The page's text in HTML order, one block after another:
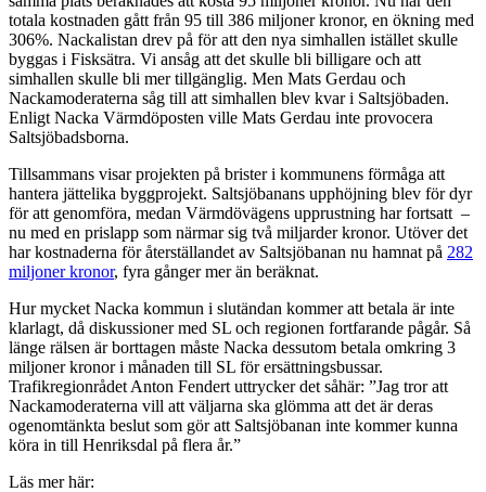
totala kostnaden gått från 95 till 386 miljoner kronor, en ökning med
306%. Nackalistan drev på för att den nya simhallen istället skulle
byggas i Fisksätra. Vi ansåg att det skulle bli billigare och att
simhallen skulle bli mer tillgänglig. Men Mats Gerdau och
Nackamoderaterna såg till att simhallen blev kvar i Saltsjöbaden.
Enligt Nacka Värmdöposten ville Mats Gerdau inte provocera
Saltsjöbadsborna.
Tillsammans visar projekten på brister i kommunens förmåga att
hantera jättelika byggprojekt. Saltsjöbanans upphöjning blev för dyr
för att genomföra, medan Värmdövägens upprustning har fortsatt –
nu med en prislapp som närmar sig två miljarder kronor. Utöver det
har kostnaderna för återställandet av Saltsjöbanan nu hamnat på 282
miljoner kronor, fyra gånger mer än beräknat.
Hur mycket Nacka kommun i slutändan kommer att betala är inte
klarlagt, då diskussioner med SL och regionen fortfarande pågår. Så
länge rälsen är borttagen måste Nacka dessutom betala omkring 3
miljoner kronor i månaden till SL för ersättningsbussar.
Trafikregionrådet Anton Fendert uttrycker det såhär: ”Jag tror att
Nackamoderaterna vill att väljarna ska glömma att det är deras
ogenomtänkta beslut som gör att Saltsjöbanan inte kommer kunna
köra in till Henriksdal på flera år.”
Läs mer här: